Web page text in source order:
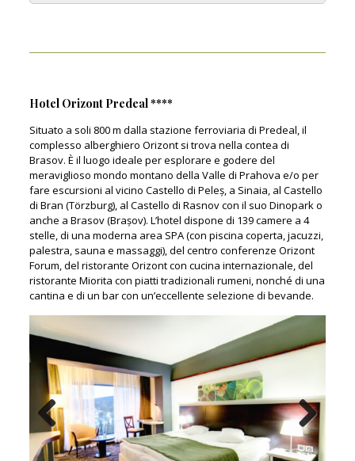
Hotel Orizont Predeal ****
Situato a soli 800 m dalla stazione ferroviaria di Predeal, il
complesso alberghiero Orizont si trova nella contea di
Brasov. È il luogo ideale per esplorare e godere del
meraviglioso mondo montano della Valle di Prahova e/o per
fare escursioni al vicino Castello di Peleș, a Sinaia, al Castello
di Bran (Törzburg), al Castello di Rasnov con il suo Dinopark o
anche a Brasov (Brașov). L’hotel dispone di 139 camere a 4
stelle, di una moderna area SPA (con piscina coperta, jacuzzi,
palestra, sauna e massaggi), del centro conferenze Orizont
Forum, del ristorante Orizont con cucina internazionale, del
ristorante Miorita con piatti tradizionali rumeni, nonché di una
cantina e di un bar con un’eccellente selezione di bevande.
Previous Next